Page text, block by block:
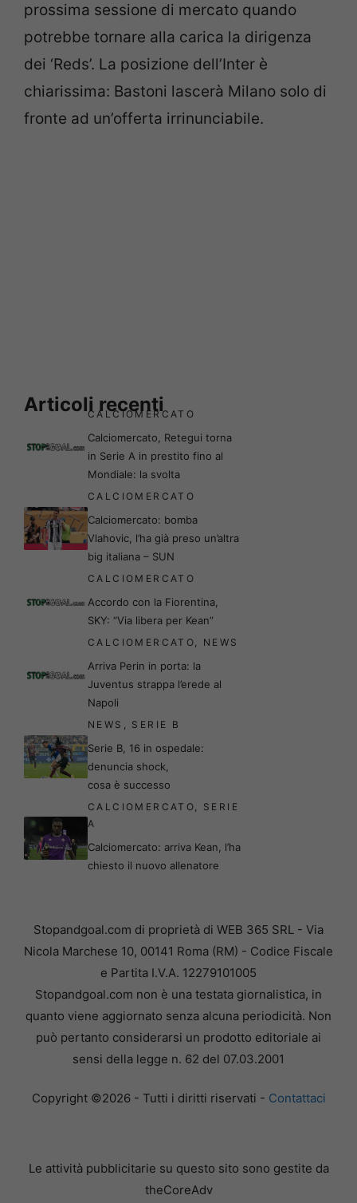
prossima sessione di mercato quando
potrebbe tornare alla carica la dirigenza
dei ‘Reds’. La posizione dell’Inter è
chiarissima: Bastoni lascerà Milano solo di
fronte ad un’offerta irrinunciabile.
Articoli recenti
CALCIOMERCATO
Calciomercato, Retegui torna
in Serie A in prestito fino al
Mondiale: la svolta
CALCIOMERCATO
Calciomercato: bomba
Vlahovic, l’ha già preso un’altra
big italiana – SUN
CALCIOMERCATO
Accordo con la Fiorentina,
SKY: “Via libera per Kean”
CALCIOMERCATO NEWS
Arriva Perin in porta: la
Juventus strappa l’erede al
Napoli
NEWS SERIE B
Serie B, 16 in ospedale:
denuncia shock,
cosa è successo
CALCIOMERCATO
SERIE
A
Calciomercato: arriva Kean, l’ha
chiesto il nuovo allenatore
Stopandgoal.com di proprietà di WEB 365 SRL - Via
Nicola Marchese 10, 00141 Roma (RM) - Codice Fiscale
e Partita I.V.A. 12279101005
Stopandgoal.com non è una testata giornalistica, in
quanto viene aggiornato senza alcuna periodicità. Non
può pertanto considerarsi un prodotto editoriale ai
sensi della legge n. 62 del 07.03.2001
Copyright ©2026 - Tutti i diritti riservati - Contattaci
Le attività pubblicitarie su questo sito sono gestite da
theCoreAdv